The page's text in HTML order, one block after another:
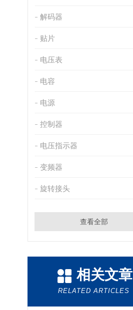
解码器
贴片
电压表
电容
电源
控制器
电压指示器
变频器
旋转接头
查看全部
相关文章
RELATED ARTICLES